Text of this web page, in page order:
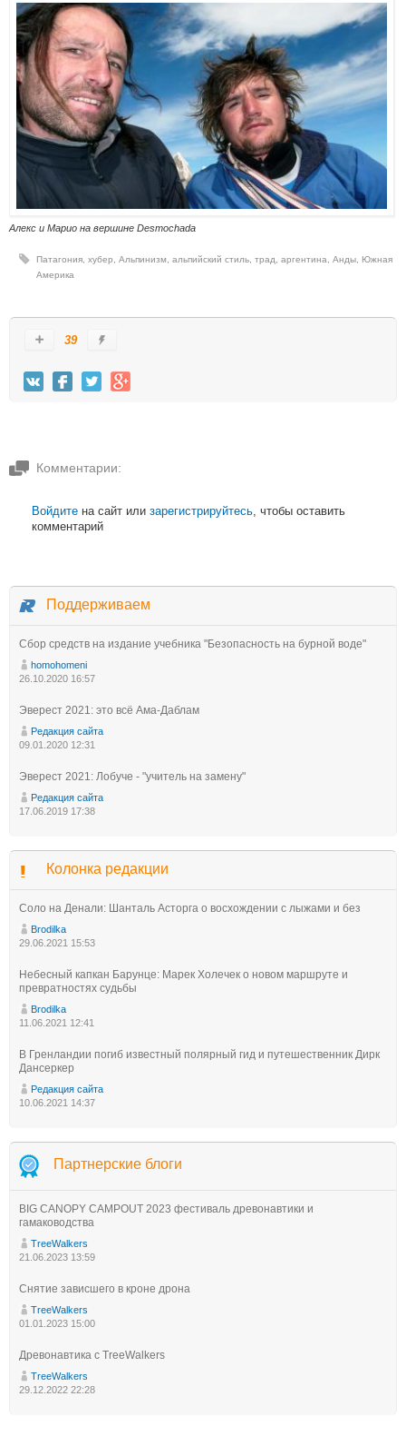
Алекс и Марио на вершине Desmochada
Патагония, хубер, Альпинизм, альпийский стиль, трад, аргентина, Анды, Южная
Америка
39
Комментарии:
Войдите на сайт или зарегистрируйтесь, чтобы оставить
комментарий
Поддерживаем
Сбор средств на издание учебника "Безопасность на бурной воде"
homohomeni
26.10.2020 16:57
Эверест 2021: это всё Ама-Даблам
Редакция сайта
09.01.2020 12:31
Эверест 2021: Лобуче - "учитель на замену"
Редакция сайта
17.06.2019 17:38
Колонка редакции
Соло на Денали: Шанталь Асторга о восхождении с лыжами и без
Brodilka
29.06.2021 15:53
Небесный капкан Барунце: Марек Холечек о новом маршруте и
превратностях судьбы
Brodilka
11.06.2021 12:41
В Гренландии погиб известный полярный гид и путешественник Дирк
Дансеркер
Редакция сайта
10.06.2021 14:37
Партнерские блоги
BIG CANOPY CAMPOUT 2023 фестиваль древонавтики и
гамаководства
TreeWalkers
21.06.2023 13:59
Снятие зависшего в кроне дрона
TreeWalkers
01.01.2023 15:00
Древонавтика с TreeWalkers
TreeWalkers
29.12.2022 22:28